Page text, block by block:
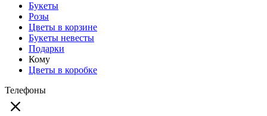
Букеты
Розы
Цветы в корзине
Букеты невесты
Подарки
Кому
Цветы в коробке
Телефоны